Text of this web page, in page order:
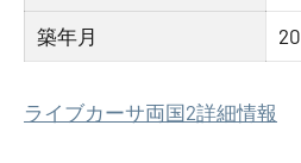
築年月
ライブカーサ両国2詳細情報